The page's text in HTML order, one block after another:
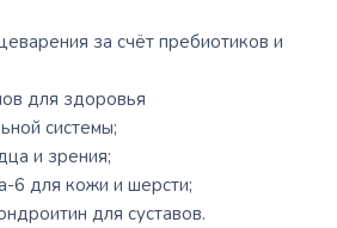
за счёт пребиотиков и
для здоровья
системы;
и зрения;
6 для кожи и шерсти;
для суставов.